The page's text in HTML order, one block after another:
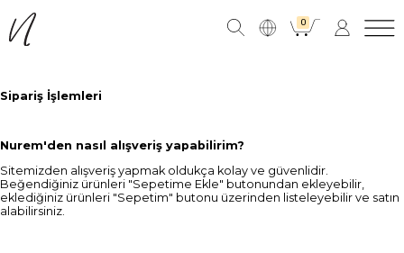
0
Sipariş İşlemleri
Nurem'den nasıl alışveriş yapabilirim?
Sitemizden alışveriş yapmak oldukça kolay ve güvenlidir.
Beğendiğiniz ürünleri "Sepetime Ekle" butonundan ekleyebilir,
eklediğiniz ürünleri "Sepetim" butonu üzerinden listeleyebilir ve satın
alabilirsiniz.